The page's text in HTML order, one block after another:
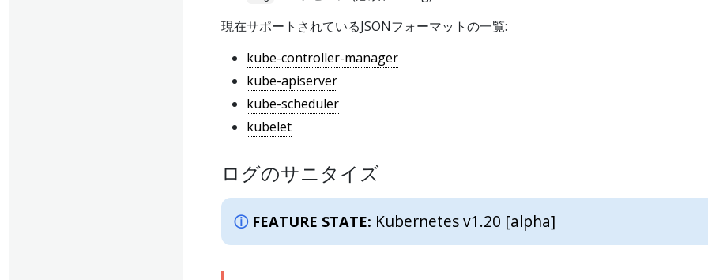
現在サポートされているJSONフォーマットの一覧:
kube-controller-manager
kube-apiserver
kube-scheduler
kubelet
ログのサニタイズ
FEATURE STATE: Kubernetes v1.20 [alpha]